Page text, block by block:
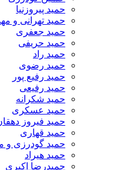
حمید پیروزنیا
حمید تهرانی و
حمید جعفری
حمید حریفی
حمید راد
حمید رضوی
حمید رفیع پور
حمید رفیعی
حمید شکرانه
حمید عسکری
حمید فیروز
حمید قهاری
حمید گودرزی و
حمید هیراد
حمیدرضا اکبری